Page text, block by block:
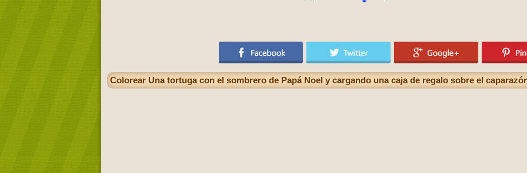
Colorear Una tortuga con el sombrero de Papá Noel y cargando una caja de regalo sobre el